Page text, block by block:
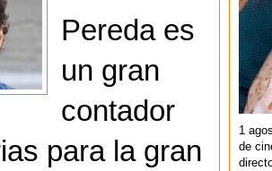
Pereda es
un gran
contador
para la gran
1
de